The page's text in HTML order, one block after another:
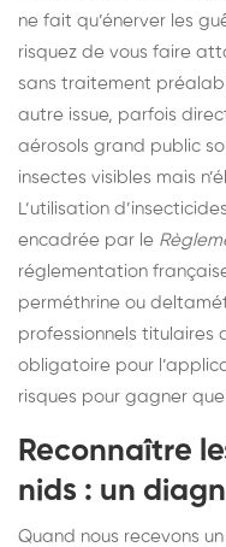
ne fait qu’énerver les
risquez de vous faire
sans traitement
autre issue, parfois
aérosols grand public
insectes visibles mais
L’utilisation
encadrée par le
réglementation
perméthrine ou
professionnels titulaires
obligatoire pour
risques pour gagner
Reconnaître
nids : un
Quand nous recevons